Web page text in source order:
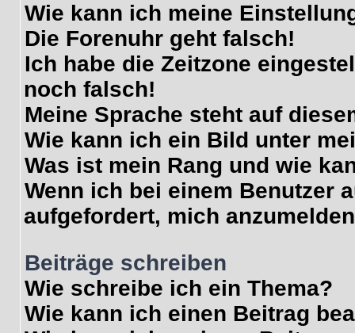
Wie kann ich meine
Die Forenuhr geht falsch!
Ich habe die Zeitzone
noch falsch!
Meine Sprache steht auf
Wie kann ich ein Bild unter
Was ist mein Rang und wie
Wenn ich bei einem Benutzer
aufgefordert, mich
Beiträge schreiben
Wie schreibe ich ein Thema?
Wie kann ich einen Beitrag